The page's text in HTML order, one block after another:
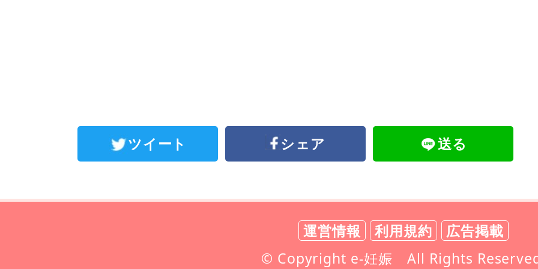
ツイート シェア 送る
運営情報 利用規約
広告掲載
© Copyright e-妊娠 All Rights